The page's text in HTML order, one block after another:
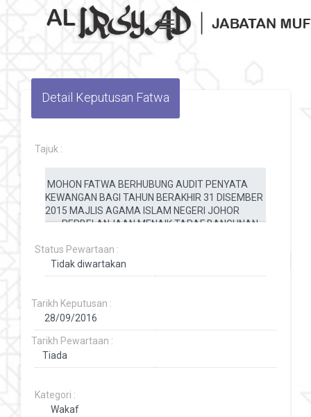
Toggle navigation
Detail Keputusan Fatwa
Tajuk :
Status Pewartaan :
Tarikh Keputusan :
Tarikh Pewartaan :
Kategori :